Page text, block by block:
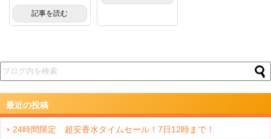
記事を読む
最近の投稿
24時間限定 超安香水タイムセール！7日12時まで！